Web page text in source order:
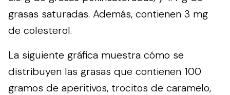
grasas saturadas. Además, contienen 3 mg
de colesterol.
La siguiente gráfica muestra cómo se
distribuyen las grasas que contienen 100
gramos de aperitivos, trocitos de caramelo,